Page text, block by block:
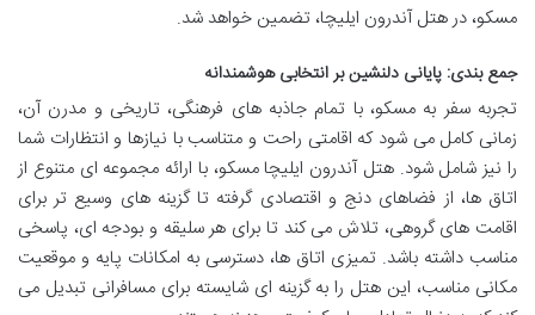
مسکو، در هتل آندرون ایلیچا، تضمین خواهد شد.
جمع بندی: پایانی دلنشین بر انتخابی هوشمندانه
تجربه سفر به مسکو، با تمام جاذبه های فرهنگی، تاریخی و مدرن آن،
زمانی کامل می شود که اقامتی راحت و متناسب با نیازها و انتظارات شما
را نیز شامل شود. هتل آندرون ایلیچا مسکو، با ارائه مجموعه ای متنوع از
اتاق ها، از فضاهای دنج و اقتصادی گرفته تا گزینه های وسیع تر برای
اقامت های گروهی، تلاش می کند تا برای هر سلیقه و بودجه ای، پاسخی
مناسب داشته باشد. تمیزی اتاق ها، دسترسی به امکانات پایه و موقعیت
مکانی مناسب، این هتل را به گزینه ای شایسته برای مسافرانی تبدیل می